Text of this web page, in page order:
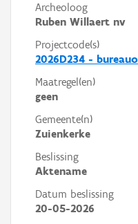
Archeoloog
Ruben Willaert nv
Projectcode(s)
2026D234 -
Maatregel(en)
geen
Gemeente(n)
Zuienkerke
Beslissing
Aktename
Datum beslissing
20-05-2026